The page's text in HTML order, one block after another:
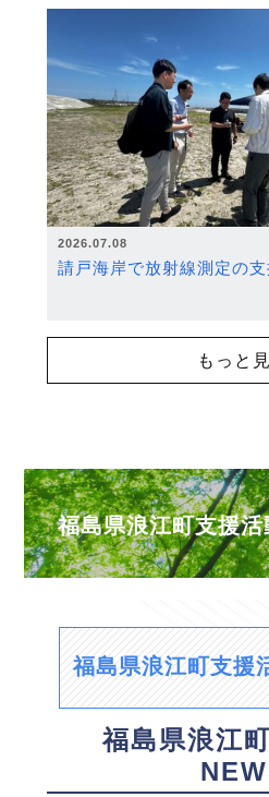
2026.07.08
請戸海岸で放射線測定の支
もっと
福島県浪江町支援活
福島県浪江町支援
福島県浪江